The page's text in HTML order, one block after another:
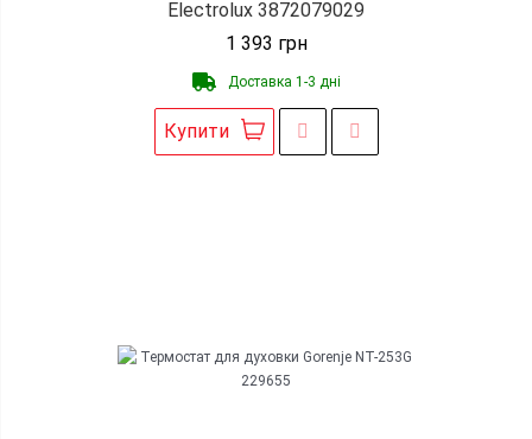
Electrolux 3872079029
1 393 грн
Доставка 1-3 дні
Купити